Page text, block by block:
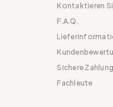
Kontaktieren
F.A.Q.
Sichere Zahlung
Fachleute